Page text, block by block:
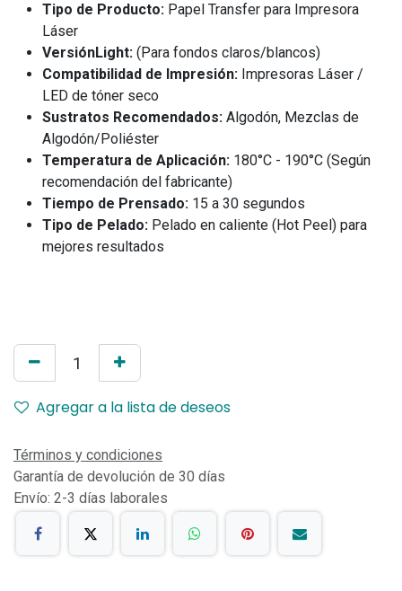
Tipo de Producto: Papel Transfer para Impresora
Láser
VersiónLight: (Para fondos claros/blancos)
Compatibilidad de Impresión: Impresoras Láser /
LED de tóner seco
Sustratos Recomendados: Algodón, Mezclas de
Algodón/Poliéster
Temperatura de Aplicación: 180°C - 190°C (Según
recomendación del fabricante)
Tiempo de Prensado: 15 a 30 segundos
Tipo de Pelado: Pelado en caliente (Hot Peel) para
mejores resultados
Agregar a la lista de deseos
Términos y condiciones
Garantía de devolución de 30 días
Envío: 2-3 días laborales